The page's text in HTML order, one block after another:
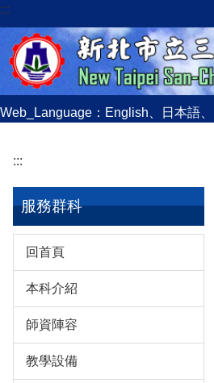
跳
到
主
要
容
:::
Web_Language： English 日本語
:::
服務群科
回首頁
本科介紹
師資陣容
教學設備